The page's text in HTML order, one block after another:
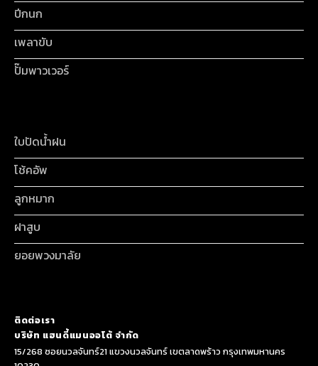
ปีกนก
เพลาขับ
ปั๊มพาวเวอร์
ใบปัดน้ำฝน
โช้คอัพ
ลูกหมาก
ฝาสูบ
ยอยพวงมาลัย
ติดต่อเรา
บริษัท แฮนดี้แมนออโต้ จำกัด
15/268 ซอยนวลจันทร์21 แขวงนวลจันทร์ เขตลาดพร้าว กรุงเทพมหานคร